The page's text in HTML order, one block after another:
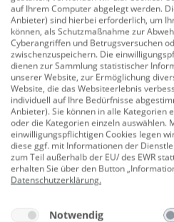
creme
Kent &
creme
auf Ihrem Computer abgelegt werden.
Anbieter) sind hierbei erforderlich, um
können, als Schutzmaßnahme zur
Cyberangriffen und Betrugsversuchen
zwischenzuspeichern. Die
dienen zur Sammlung statistischer
unserer Website, zur Ermöglichung
Website, die das Websiteerlebnis
individuell auf Ihre Bedürfnisse
Anbieter). Sie können in alle Kategorien
oder die Kategorien einzeln auswählen.
einwilligungspflichtigen Cookies legen
diese ggf. mit Informationen der
zum Teil außerhalb der EU/ des EWR
erhalten Sie über den Button
Datenschutzerklärung.
Notwendig